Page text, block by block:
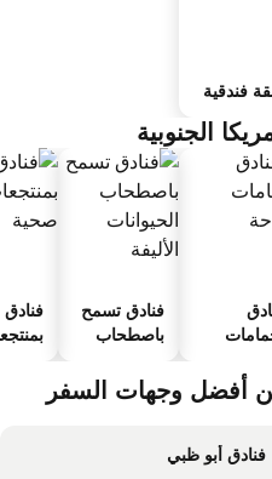
فندقية
الجنوبية
فنادق تسمح
باصطحاب
الأليفة
فنادق
أفضل وجهات السفر
فنادق أبو ظبي